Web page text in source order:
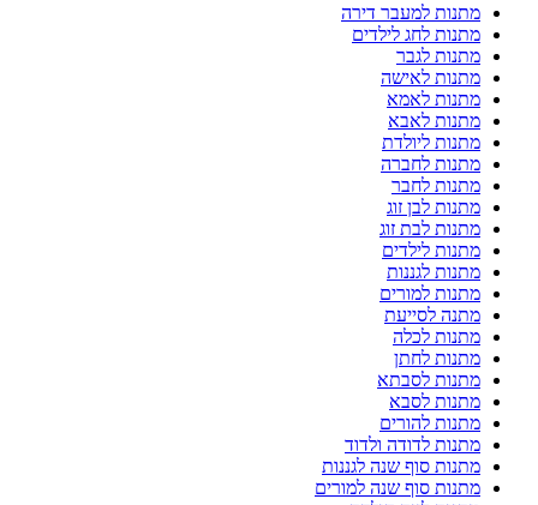
מתנות למעבר דירה
מתנות לחג לילדים
מתנות לגבר
מתנות לאישה
מתנות לאמא
מתנות לאבא
מתנות ליולדת
מתנות לחברה
מתנות לחבר
מתנות לבן זוג
מתנות לבת זוג
מתנות לילדים
מתנות לגננות
מתנות למורים
מתנה לסייעת
מתנות לכלה
מתנות לחתן
מתנות לסבתא
מתנות לסבא
מתנות להורים
מתנות לדודה ולדוד
מתנות סוף שנה לגננות
מתנות סוף שנה למורים